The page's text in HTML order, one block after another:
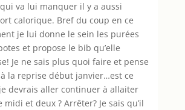
va lui manquer il y a aussi
calorique. Bref du coup en ce
je lui donne le sein les purées
et propose le bib qu’elle
Je ne sais plus quoi faire et pense
la reprise début janvier…est ce
devrais aller continuer à allaiter
midi et deux ? Arrêter? Je sais qu’il